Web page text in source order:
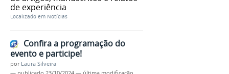
de experiência
Localizado em Notícias
Confira a programação do
evento e participe!
por Laura Silveira